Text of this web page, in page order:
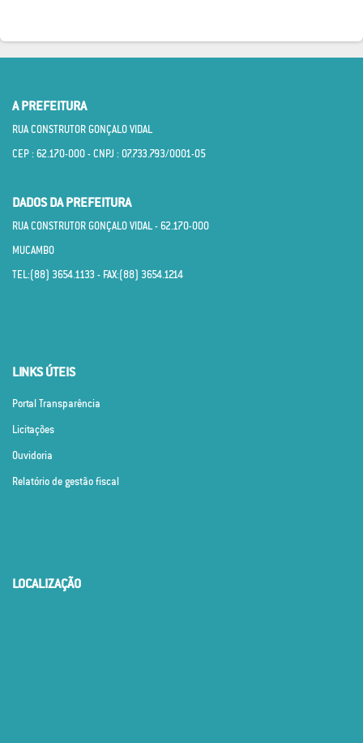
A PREFEITURA
RUA CONSTRUTOR GONÇALO VIDAL
CEP : 62.170­-000 - CNPJ : 07.733.793/0001­-05
DADOS DA PREFEITURA
RUA CONSTRUTOR GONÇALO VIDAL - 62.170­-000
MUCAMBO
TEL:(88) 3654.1133 - FAX:(88) 3654.1214
LINKS ÚTEIS
Portal Transparência
Licitações
Ouvidoria
Relatório de gestão fiscal
LOCALIZAÇÃO